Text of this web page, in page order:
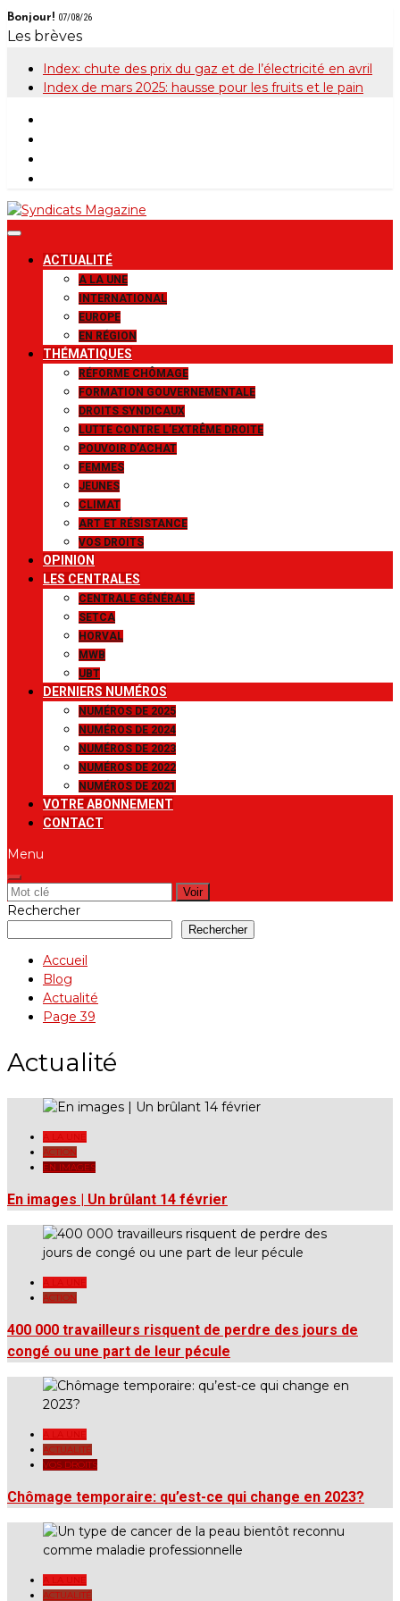
Skip
to
Bonjour! 07/08/26
Les brèves
Index: chute des prix du gaz et de l’électricité en avril
Index de mars 2025: hausse pour les fruits et le pain
Syndicats
Magazine
Le magazine de la FGTB
ACTUALITÉ
A LA UNE
INTERNATIONAL
EUROPE
EN RÉGION
THÉMATIQUES
RÉFORME CHÔMAGE
FORMATION GOUVERNEMENTALE
DROITS SYNDICAUX
LUTTE CONTRE L’EXTRÊME DROITE
POUVOIR D’ACHAT
FEMMES
JEUNES
CLIMAT
ART ET RÉSISTANCE
VOS DROITS
OPINION
LES CENTRALES
CENTRALE GÉNÉRALE
SETCA
HORVAL
MWB
UBT
DERNIERS NUMÉROS
NUMÉROS DE 2025
NUMÉROS DE 2024
NUMÉROS DE 2023
NUMÉROS DE 2022
NUMÉROS DE 2021
VOTRE ABONNEMENT
CONTACT
Menu
Rechercher:
Rechercher
Rechercher
Accueil
Blog
Actualité
Page 39
Actualité
ACTION
EN IMAGES
En images | Un brûlant 14 février
ACTION
400 000 travailleurs risquent de perdre des jours de
congé ou une part de leur pécule
ACTUALITÉ
VOS DROITS
Chômage temporaire: qu’est-ce qui change en 2023?
ACTUALITÉ